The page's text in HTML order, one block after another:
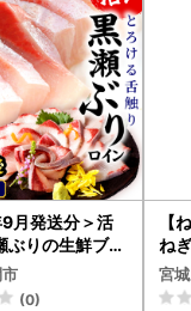
月発送分＞活
ぶりの生鮮ブリ
1.0kg前後）_
2609
(0)
【
ね
宮